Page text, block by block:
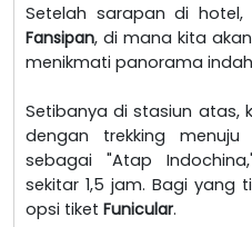
Setelah sarapan di hotel,
Fansipan, di mana kita
menikmati panorama indah
Setibanya di stasiun atas,
dengan trekking menuju
sebagai "Atap
sekitar 1,5 jam. Bagi yang
opsi tiket Funicular.